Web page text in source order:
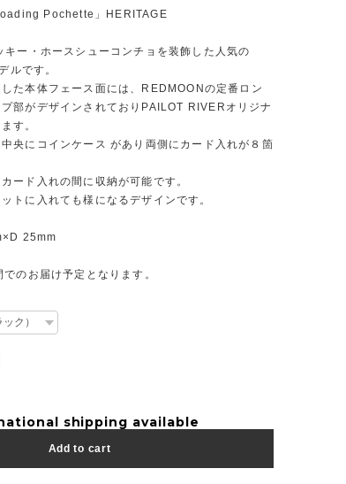
Pochette」HERITAGE
キー・ホースシューコンチョを装飾した人気の
ルです。
た本体フェース面には、REDMOONの定番ロン
部がデザインされておりPAILOT RIVERオリジナ
す。
央にコインケース があり両側にカード入れが８箇
ード入れの間に収納が可能です。
トに入れても様になるデザインです。
25mm
のお届け予定となります。
shipping available
Add to cart